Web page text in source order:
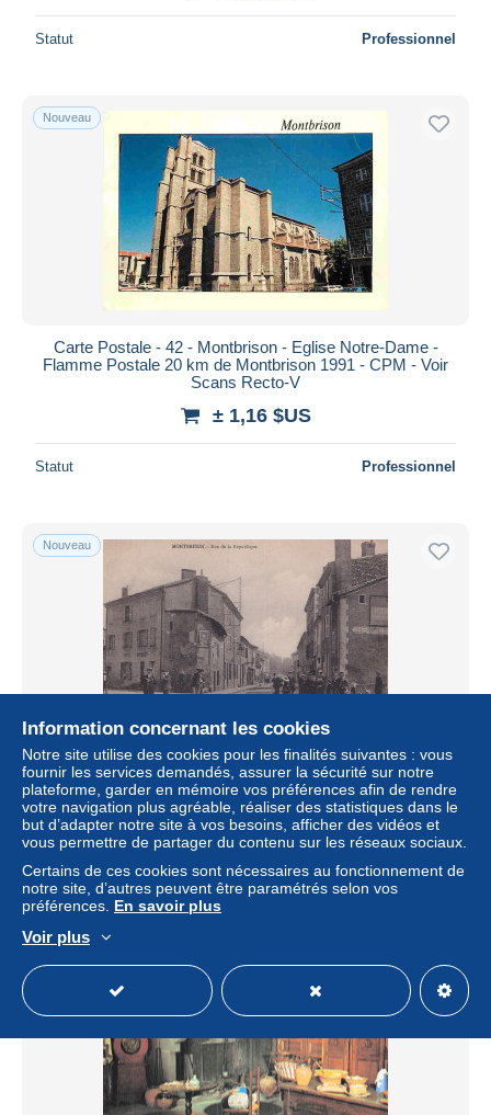
Statut Professionnel
Nouveau
Carte Postale - 42 - Montbrison - Eglise Notre-Dame -
Flamme Postale 20 km de Montbrison 1991 - CPM - Voir
Scans Recto-V
± 1,16 $US
Statut Professionnel
Nouveau
L1-42) MONTBRISON - RUE DE LA REPUBLIQUE -
ANIMATION - ( 2 SCANS )
± 5,78 $US
Statut Professionnel
Information concernant les cookies
Notre site utilise des cookies pour les finalités suivantes : vous
fournir les services demandés, assurer la sécurité sur notre
plateforme, garder en mémoire vos préférences afin de rendre
votre navigation plus agréable, réaliser des statistiques dans le
but d’adapter notre site à vos besoins, afficher des vidéos et
vous permettre de partager du contenu sur les réseaux sociaux.
Certains de ces cookies sont nécessaires au fonctionnement de
notre site, d’autres peuvent être paramétrés selon vos
préférences. En savoir plus
Voir plus